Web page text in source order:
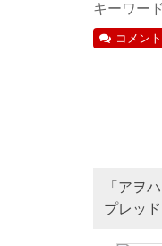
キーワー
コメント
「アヲ
プレッ